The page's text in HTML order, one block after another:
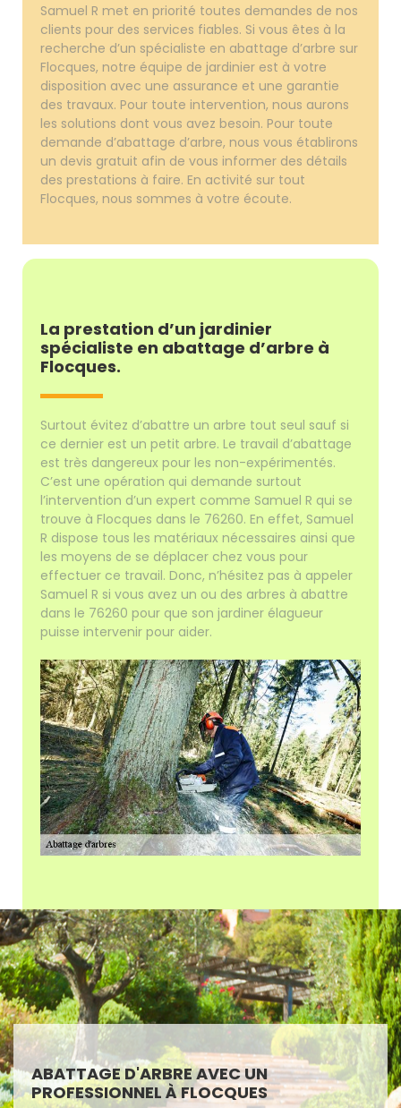
Samuel R met en priorité toutes demandes de nos
clients pour des services fiables. Si vous êtes à la
recherche d’un spécialiste en abattage d’arbre sur
Flocques, notre équipe de jardinier est à votre
disposition avec une assurance et une garantie
des travaux. Pour toute intervention, nous aurons
les solutions dont vous avez besoin. Pour toute
demande d’abattage d’arbre, nous vous établirons
un devis gratuit afin de vous informer des détails
des prestations à faire. En activité sur tout
Flocques, nous sommes à votre écoute.
La prestation d’un jardinier
spécialiste en abattage d’arbre à
Flocques.
Surtout évitez d’abattre un arbre tout seul sauf si
ce dernier est un petit arbre. Le travail d’abattage
est très dangereux pour les non-expérimentés.
C’est une opération qui demande surtout
l’intervention d’un expert comme Samuel R qui se
trouve à Flocques dans le 76260. En effet, Samuel
R dispose tous les matériaux nécessaires ainsi que
les moyens de se déplacer chez vous pour
effectuer ce travail. Donc, n’hésitez pas à appeler
Samuel R si vous avez un ou des arbres à abattre
dans le 76260 pour que son jardiner élagueur
puisse intervenir pour aider.
ABATTAGE D'ARBRE AVEC UN
PROFESSIONNEL À FLOCQUES